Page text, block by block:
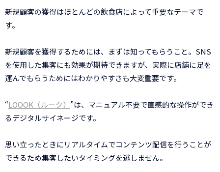
新規顧客の獲得はほとんどの飲食店によって重要なテーマで
す。
新規顧客を獲得するためには、まずは知ってもらうこと。SNS
を使用した集客にも効果が期待できますが、実際に店舗に足を
運んでもらうためにはわかりやすさも大変重要です。
“LOOOK（ルーク） ”は、マニュアル不要で直感的な操作ができ
るデジタルサイネージです。
思い立ったときにリアルタイムでコンテンツ配信を行うことが
できるため集客したいタイミングを逃しません。